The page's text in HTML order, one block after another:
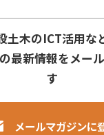
土木のICT活用な
最新情報をメー
す
メールマガジンに